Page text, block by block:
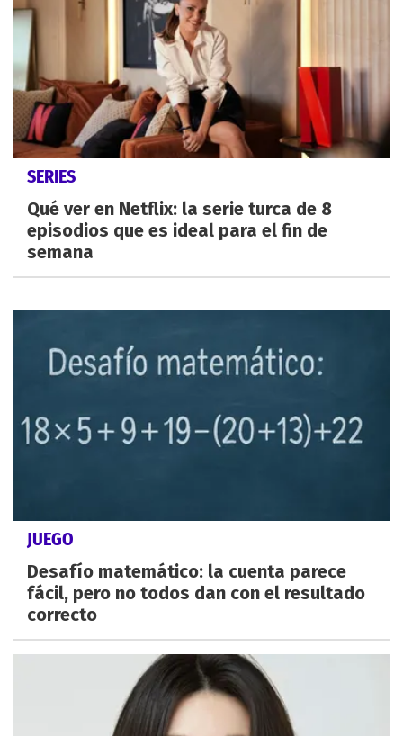
SERIES
Qué ver en Netflix: la serie turca de 8
episodios que es ideal para el fin de
semana
JUEGO
Desafío matemático: la cuenta parece
fácil, pero no todos dan con el resultado
correcto